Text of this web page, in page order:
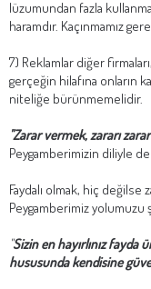
lüzumundan fazla
haramdır. Kaçınmamız
7) Reklamlar diğer
gerçeğin hilafına onların
niteliğe bürünmemelidir.
"Zarar vermek, zararı
Peygamberimizin diliyle de
Faydalı olmak, hiç değilse
Peygamberimiz yolumuzu
"Sizin en hayırlınız
hususunda kendisine